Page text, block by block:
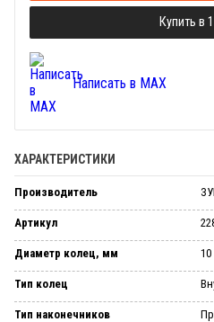
Купить в
Написать в MAX
ХАРАКТЕРИСТИКИ
Производитель
Артикул
Диаметр колец, мм 10
Тип колец
Тип наконечников